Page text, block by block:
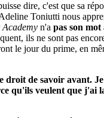
dire, c'est que sa
Toniutti nous
Academy n'a pas son mot
ils ne sont pas
le jour du prime, en
droit de savoir avant.
qu'ils veulent que j'ai